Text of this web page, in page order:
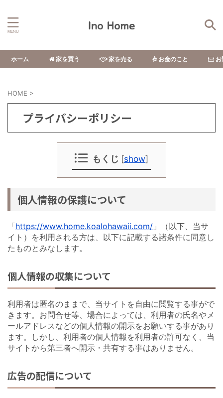
ホーム 家を買う 家を売る お金のこと
HOME >
プライバシーポリシー
もくじ [show]
個人情報の保護について
「https://www.home.koalohawaii.com/ 」（以下、当サ
イト）を利用される方は、以下に記載する諸条件に同意し
たものとみなします。
個人情報の収集について
利用者は匿名のままで、当サイトを自由に閲覧する事がで
きます。お問合せ等、場合によっては、利用者の氏名やメ
ールアドレスなどの個人情報の開示をお願いする事があり
ます。しかし、利用者の個人情報を利用者の許可なく、当
サイトから第三者へ開示・共有する事はありません。
広告の配信について